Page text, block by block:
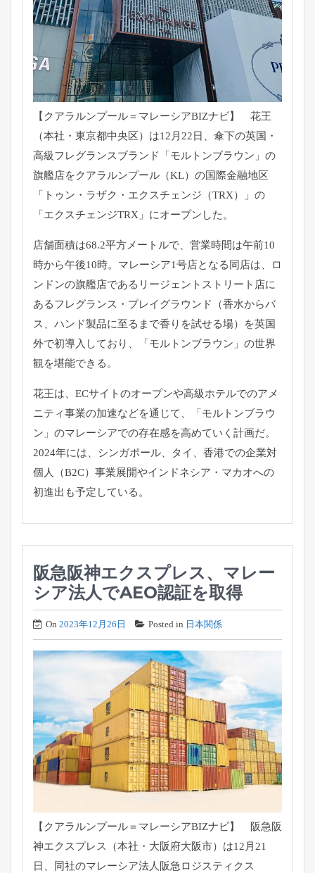
【クアラルンプール＝マレーシアBIZナビ】 花王
（本社・東京都中央区）は12月22日、傘下の英国・
高級フレグランスブランド「モルトンブラウン」の
旗艦店をクアラルンプール（KL）の国際金融地区
「トゥン・ラザク・エクスチェンジ（TRX）」の
「エクスチェンジTRX」にオープンした。
店舗面積は68.2平方メートルで、営業時間は午前10
時から午後10時。マレーシア1号店となる同店は、ロ
ンドンの旗艦店であるリージェントストリート店に
あるフレグランス・プレイグラウンド（香水からバ
ス、ハンド製品に至るまで香りを試せる場）を英国
外で初導入しており、「モルトンブラウン」の世界
観を堪能できる。
花王は、ECサイトのオープンや高級ホテルでのアメ
ニティ事業の加速などを通じて、「モルトンブラウ
ン」のマレーシアでの存在感を高めていく計画だ。
2024年には、シンガポール、タイ、香港での企業対
個人（B2C）事業展開やインドネシア・マカオへの
初進出も予定している。
阪急阪神エクスプレス、マレー
シア法人でAEO認証を取得
On 2023年12月26日 Posted in 日本関係
【クアラルンプール＝マレーシアBIZナビ】 阪急阪
神エクスプレス（本社・大阪府大阪市）は12月21
日、同社のマレーシア法人阪急ロジスティクス